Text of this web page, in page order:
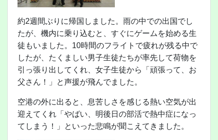
約2週間ぶりに帰国しました。雨の中での出国でし
たが、機内に乗り込むと、すぐにゲームを始める生
徒もいました。10時間のフライトで疲れが残る中で
したが、たくましい男子生徒たちが率先して荷物を
引っ張り出してくれ、女子生徒から「頑張って、お
父さん！」と声援が飛んでました。
空港の外に出ると、息苦しさを感じる熱い空気が出
迎えてくれ「やばい、明後日の部活で熱中症になっ
てしまう！」といった悲鳴が聞こえてきました。